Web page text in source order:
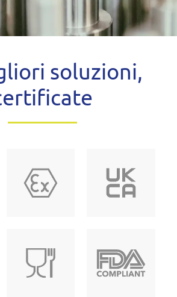
soluzioni,